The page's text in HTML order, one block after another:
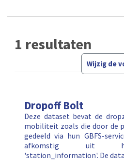
1 resultaten
Wijzig de
Dropoff Bolt
Deze dataset bevat de
mobiliteit zoals die door de
gedeeld via hun GBFS-
afkomstig uit
'station_information'. De